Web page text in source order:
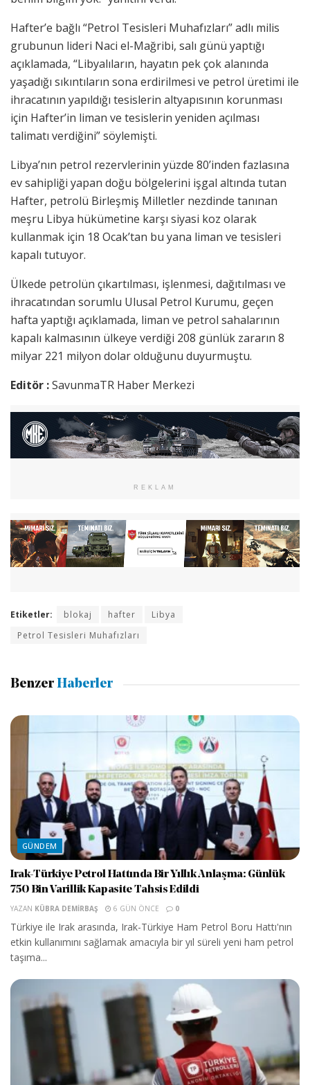
Hafter’e bağlı “Petrol Tesisleri Muhafızları” adlı milis
grubunun lideri Naci el-Mağribi, salı günü yaptığı
açıklamada, “Libyalıların, hayatın pek çok alanında
yaşadığı sıkıntıların sona erdirilmesi ve petrol üretimi ile
ihracatının yapıldığı tesislerin altyapısının korunması
için Hafter’in liman ve tesislerin yeniden açılması
talimatı verdiğini” söylemişti.
Libya’nın petrol rezervlerinin yüzde 80’inden fazlasına
ev sahipliği yapan doğu bölgelerini işgal altında tutan
Hafter, petrolü Birleşmiş Milletler nezdinde tanınan
meşru Libya hükümetine karşı siyasi koz olarak
kullanmak için 18 Ocak’tan bu yana liman ve tesisleri
kapalı tutuyor.
Ülkede petrolün çıkartılması, işlenmesi, dağıtılması ve
ihracatından sorumlu Ulusal Petrol Kurumu, geçen
hafta yaptığı açıklamada, liman ve petrol sahalarının
kapalı kalmasının ülkeye verdiği 208 günlük zararın 8
milyar 221 milyon dolar olduğunu duyurmuştu.
Editör :SavunmaTR Haber Merkezi
REKLAM
Etiketler: blokaj hafter
Libya
Petrol Tesisleri Muhafızları
Benzer Haberler
GÜNDEM
Irak-Türkiye Petrol Hattında Bir Yıllık Anlaşma: Günlük
750 Bin Varillik Kapasite Tahsis Edildi
YAZAN KÜBRA DEMIRBAŞ 6 GÜN ÖNCE 0
Türkiye ile Irak arasında, Irak-Türkiye Ham Petrol Boru Hattı'nın
etkin kullanımını sağlamak amacıyla bir yıl süreli yeni ham petrol
taşıma...